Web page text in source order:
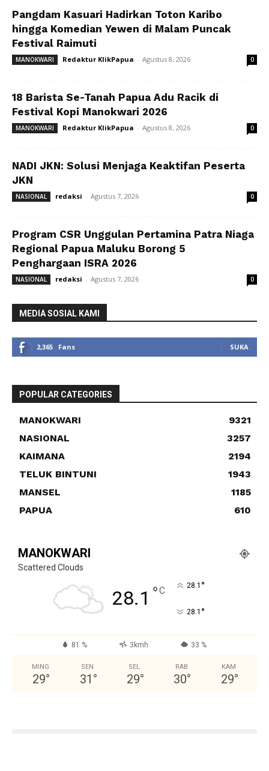
Pangdam Kasuari Hadirkan Toton Karibo
hingga Komedian Yewen di Malam Puncak
Festival Raimuti
MANOKWARI Redaktur KlikPapua - Agustus 8, 2026 0
18 Barista Se-Tanah Papua Adu Racik di
Festival Kopi Manokwari 2026
MANOKWARI Redaktur KlikPapua - Agustus 8, 2026 0
NADI JKN: Solusi Menjaga Keaktifan Peserta
JKN
NASIONAL redaksi - Agustus 7, 2026 0
Program CSR Unggulan Pertamina Patra Niaga
Regional Papua Maluku Borong 5
Penghargaan ISRA 2026
NASIONAL redaksi - Agustus 7, 2026 0
MEDIA SOSIAL KAMI
2,365 Fans SUKA
POPULAR CATEGORIES
MANOKWARI
9321
NASIONAL
3257
KAIMANA
2194
TELUK BINTUNI
1943
MANSEL
1185
PAPUA
610
MANOKWARI
Scattered Clouds
28.1 °C 28.1 °
28.1 °
81 % 3kmh 33 %
MING
29°
SEN
31 °
SEL
29°
RAB
30°
KAM
29°